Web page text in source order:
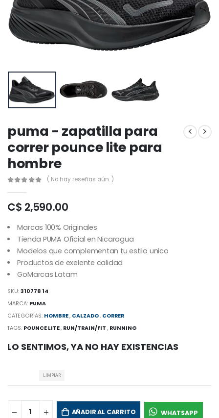
puma - zapatilla para
correr pounce lite para
hombre
( No hay reseñas aún. )
C$ 2,590.00
Marcas 100% Originales
Tienda PUMA Oficial en Nicaragua
Modelos que complementan tu estilo unico
Productos de exelente calidad
GoMarcas Latam
SKU:310778 14
MARCA: PUMA
CATEGORÍAS: HOMBRE, CALZADO, CORRER
TAGS: POUNCE LITE, RUN/TRAIN/FIT , RUNNING
LO SENTIMOS, YA NO HAY EXISTENCIAS
LIMPIAR
AÑADIR AL CARRITO WHATSAPP